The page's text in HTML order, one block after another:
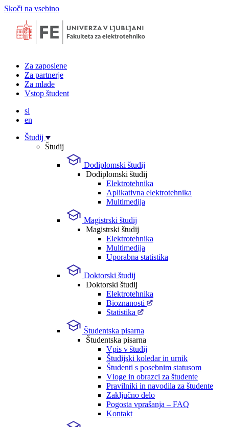
Skoči na vsebino
Za zaposlene
Za partnerje
Za mlade
Vstop študent
sl
en
Študij
Študij
Dodiplomski študij
Dodiplomski študij
Elektrotehnika
Aplikativna elektrotehnika
Multimedija
Magistrski študij
Magistrski študij
Elektrotehnika
Multimedija
Uporabna statistika
Doktorski študij
Doktorski študij
Elektrotehnika
Bioznanosti
Statistika
Študentska pisarna
Študentska pisarna
Vpis v študij
Študijski koledar in urnik
Študenti s posebnim statusom
Vloge in obrazci za študente
Pravilniki in navodila za študente
Zaključno delo
Pogosta vprašanja – FAQ
Kontakt